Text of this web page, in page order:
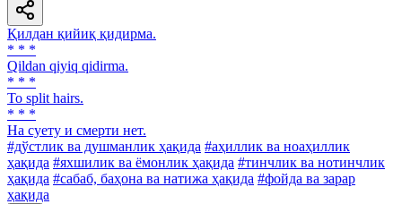
Қилдан қийиқ қидирма.
* * *
Qildan qiyiq qidirma.
* * *
To split hairs.
* * *
Ha суету и смерти нет.
#дўстлик ва душманлик ҳақида #аҳиллик ва ноаҳиллик
ҳақида #яхшилик ва ёмонлик ҳақида #тинчлик ва нотинчлик
ҳақида #сабаб, баҳона ва натижа ҳақида #фойда ва зарар
ҳақида